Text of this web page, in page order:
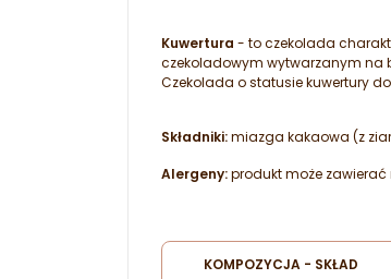
Kuwertura - to czekolada
czekoladowym wytwarzanym na
Czekolada o statusie kuwertury
Składniki:miazga kakaowa (z
Alergeny:produkt może zawierać
KOMPOZYCJA - SKŁAD